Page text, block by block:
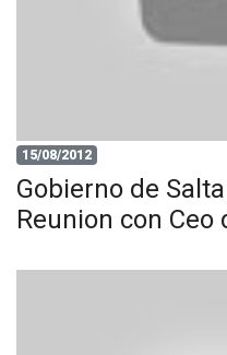
15/08/2012
Gobierno de
Reunion con Ceo